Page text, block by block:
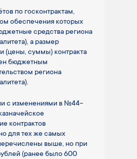
по госконтрактам,
обеспечения которых
средства региона
а размер
(цены, суммы) контракта
бюджетным
региона
с изменениями в №44-
контрактов
для тех же самых
выше, но при
(ранее было 600